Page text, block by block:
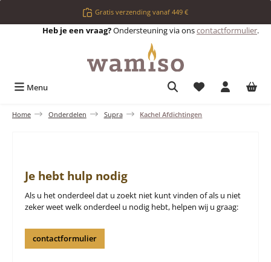
Ga naar de hoofdinhoudGratis verzending vanaf 449 €
Heb je een vraag?Ondersteuning via onscontactformulier.
Menu Je hebt 0 items
Home Onderdelen Supra Kachel Afdichtingen
Je hebt hulp nodig
Als u het onderdeel dat u zoekt niet kunt vinden of als u niet
zeker weet welk onderdeel u nodig hebt, helpen wij u graag:
contactformulier